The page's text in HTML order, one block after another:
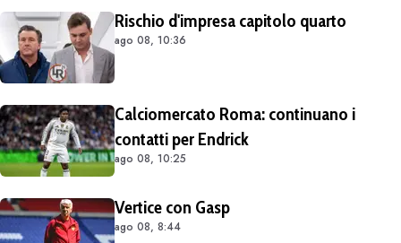
Rischio d'impresa capitolo quarto
ago 08, 10:36
Calciomercato Roma: continuano i
contatti per Endrick
ago 08, 10:25
Vertice con Gasp
ago 08, 8:44